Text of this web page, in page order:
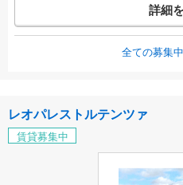
詳細
全ての募集
レオパレストルテンツァ
賃貸募集中